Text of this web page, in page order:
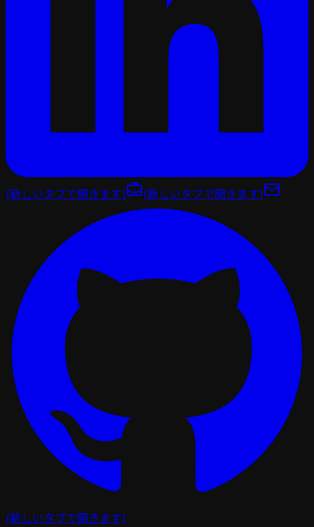
(新しいタブで開きます) (新しいタブで開きます)
(新しいタブで開きます)